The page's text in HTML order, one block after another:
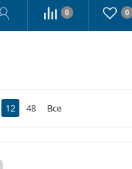
0 0
12 48 Все